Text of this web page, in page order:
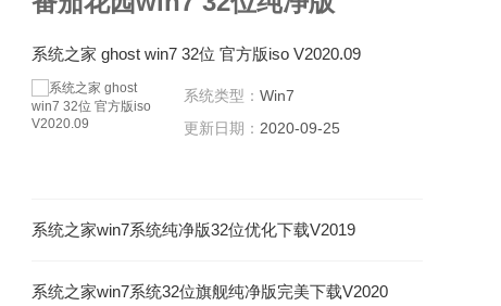
系统之家 ghost win7 32位 官方版iso V2020.09
系统类型： Win7
更新日期： 2020-09-25
系统之家win7系统纯净版32位优化下载V2019
系统之家win7系统32位旗舰纯净版完美下载V2020